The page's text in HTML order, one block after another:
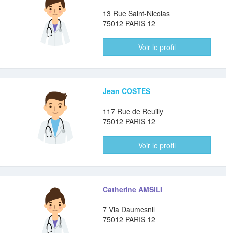
13 Rue Saint-Nicolas
75012 PARIS 12
Voir le profil
Jean COSTES
117 Rue de Reuilly
75012 PARIS 12
Voir le profil
Catherine AMSILI
7 Vla Daumesnil
75012 PARIS 12